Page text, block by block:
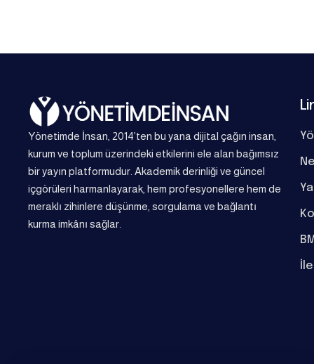
Yönetimde İnsan, 2014’ten bu yana dijital çağın insan,
kurum ve toplum üzerindeki etkilerini ele alan bağımsız
bir yayın platformudur. Akademik derinliği ve güncel
içgörüleri harmanlayarak, hem profesyonellere hem de
meraklı zihinlere düşünme, sorgulama ve bağlantı
kurma imkânı sağlar.